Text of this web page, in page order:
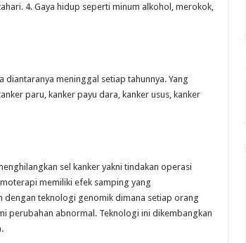
4. Gaya hidup seperti minum alkohol, merokok,
diantaranya meninggal setiap tahunnya. Yang
paru, kanker payu dara, kanker usus, kanker
sel kanker yakni tindakan operasi
memiliki efek samping yang
dengan teknologi genomik dimana setiap orang
perubahan abnormal. Teknologi ini dikembangkan